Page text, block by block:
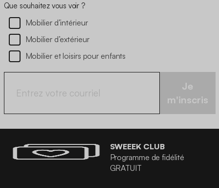
Que souhaitez vous voir ?
Mobilier d’intérieur
Mobilier d’extérieur
Mobilier et loisirs pour enfants
Je
m'inscris
SWEEEK CLUB
Programme de fidélité
GRATUIT